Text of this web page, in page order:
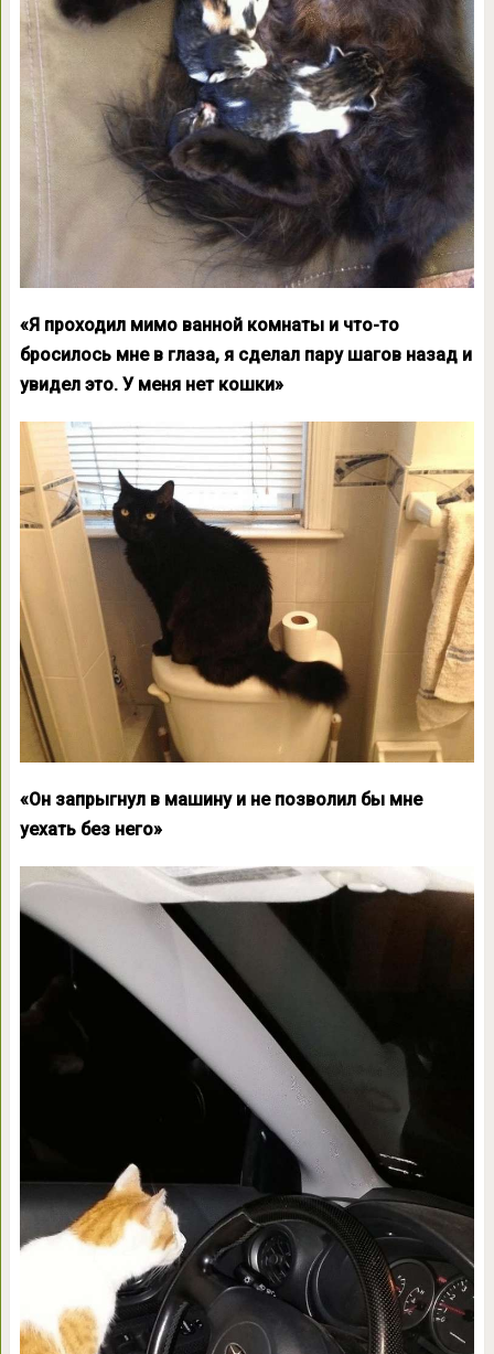
«Я проходил мимо ванной комнаты и что-то
бросилось мне в глаза, я сделал пару шагов назад и
увидел это. У меня нет кошки»
«Он запрыгнул в машину и не позволил бы мне
уехать без него»